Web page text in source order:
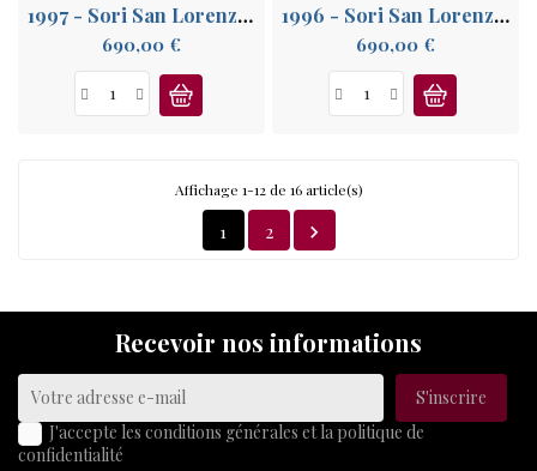
1997 - Sori San Lorenzo, Langhe
690,00 €Prix
1996 - Sori San Lorenzo, Langhe
690,00 €Prix
Affichage 1-12 de 16 article(s)
1 2 
Recevoir nos informations
J'accepte les conditions générales et la politique de
confidentialité